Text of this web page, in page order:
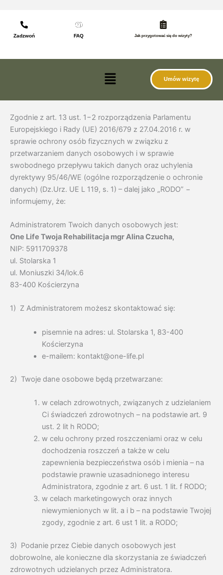
Zadzwoń FAQ Jak przygotować się do wizyty?
Menu Umów wizytę
Zgodnie z art. 13 ust. 1−2 rozporządzenia Parlamentu
Europejskiego i Rady (UE) 2016/679 z 27.04.2016 r. w
sprawie ochrony osób fizycznych w związku z
przetwarzaniem danych osobowych i w sprawie
swobodnego przepływu takich danych oraz uchylenia
dyrektywy 95/46/WE (ogólne rozporządzenie o ochronie
danych) (Dz.Urz. UE L 119, s. 1) – dalej jako „RODO” −
informujemy, że:
Administratorem Twoich danych osobowych jest:
One Life Twoja Rehabilitacja mgr Alina Czucha,
NIP: 5911709378
ul. Stolarska 1
ul. Moniuszki 34/lok.6
83-400 Kościerzyna
1) Z Administratorem możesz skontaktować się:
pisemnie na adres: ul. Stolarska 1, 83-400
Kościerzyna
e-mailem: kontakt@one-life.pl
2) Twoje dane osobowe będą przetwarzane:
w celach zdrowotnych, związanych z udzielaniem
Ci świadczeń zdrowotnych – na podstawie art. 9
ust. 2 lit h RODO;
w celu ochrony przed roszczeniami oraz w celu
dochodzenia roszczeń a także w celu
zapewnienia bezpieczeństwa osób i mienia – na
podstawie prawnie uzasadnionego interesu
Administratora, zgodnie z art. 6 ust. 1 lit. f RODO;
w celach marketingowych oraz innych
niewymienionych w lit. a i b – na podstawie Twojej
zgody, zgodnie z art. 6 ust 1 lit. a RODO;
3) Podanie przez Ciebie danych osobowych jest
dobrowolne, ale konieczne dla skorzystania ze świadczeń
zdrowotnych udzielanych przez Administratora.